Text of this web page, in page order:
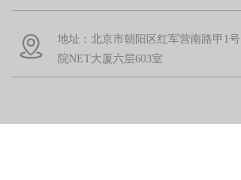
地址：北京市朝阳区红军营南路甲1号
院NET大厦六层603室